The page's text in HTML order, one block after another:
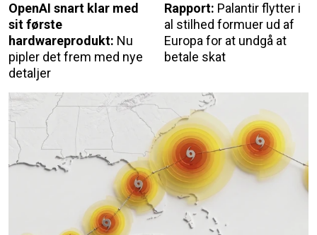
OpenAI snart klar med
sit første
hardwareprodukt: Nu
pipler det frem med nye
detaljer
Rapport: Palantir flytter i
al stilhed formuer ud af
Europa for at undgå at
betale skat